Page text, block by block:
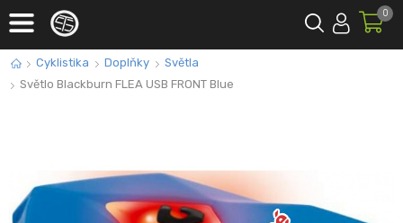
0
Cyklistika Doplňky
Světla
Světlo Blackburn FLEA USB FRONT Blue